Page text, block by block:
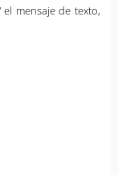
mensaje de texto,